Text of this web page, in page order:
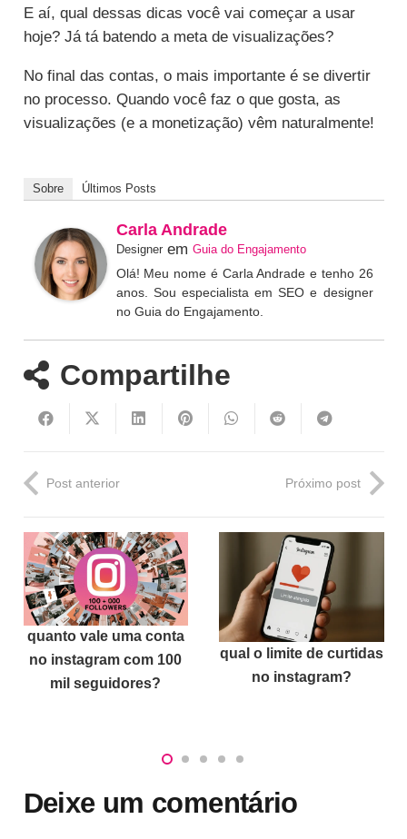
E aí, qual dessas dicas você vai começar a usar
hoje? Já tá batendo a meta de visualizações?
No final das contas, o mais importante é se divertir
no processo. Quando você faz o que gosta, as
visualizações (e a monetização) vêm naturalmente!
Sobre Últimos Posts
Carla Andrade
Designerem Guia do Engajamento
Olá! Meu nome é Carla Andrade e tenho 26
anos. Sou especialista em SEO e designer
no Guia do Engajamento.
Compartilhe
Post anterior Próximo post
quanto vale uma conta
no instagram com 100
mil seguidores?
qual o limite de curtidas
no instagram?
Deixe um comentário